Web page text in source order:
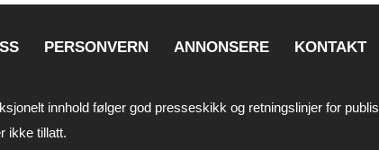
PERSONVERN ANNONSERE KONTAKT
innhold følger god presseskikk og retningslinjer for
ikke tillatt.